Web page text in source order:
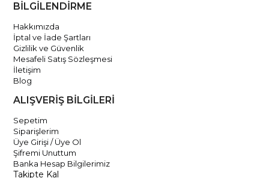
BİLGİLENDİRME
Hakkımızda
İptal ve İade Şartları
Gizlilik ve Güvenlik
Mesafeli Satış Sözleşmesi
İletişim
Blog
ALIŞVERİŞ BİLGİLERİ
Sepetim
Siparişlerim
Üye Girişi / Üye Ol
Şifremi Unuttum
Banka Hesap Bilgilerimiz
Takipte Kal